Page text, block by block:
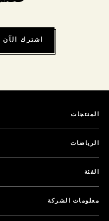
اشترك الآن
المنتجات
الرياضات
الفئة
معلومات الشركة